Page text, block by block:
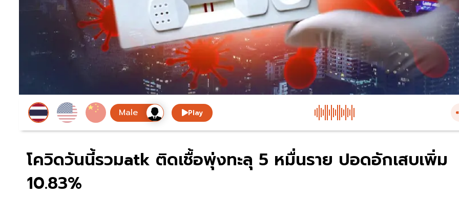
Play
โควิดวันนี้รวมatk ติดเชื้อพุ่งทะลุ 5 หมื่นราย ปอดอักเสบเพิ่ม
10.83%